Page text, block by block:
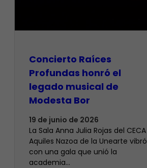
​Concierto Raíces
Profundas honró el
legado musical de
Modesta Bor
19 de junio de 2026
La Sala Anna Julia Rojas del CECA
Aquiles Nazoa de la Unearte vibró
con una gala que unió la
academia…